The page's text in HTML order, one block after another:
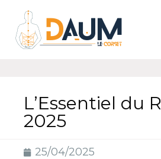
L’Essentiel du
2025
25/04/2025